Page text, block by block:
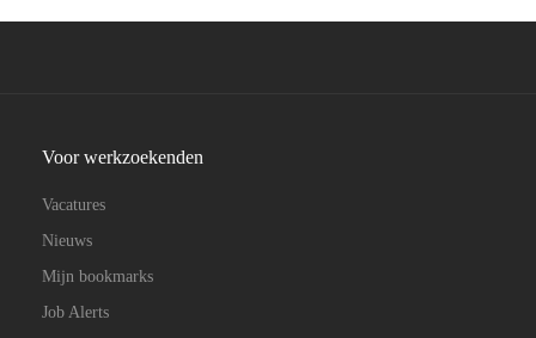
Voor werkzoekenden
Vacatures
Nieuws
Mijn bookmarks
Job Alerts